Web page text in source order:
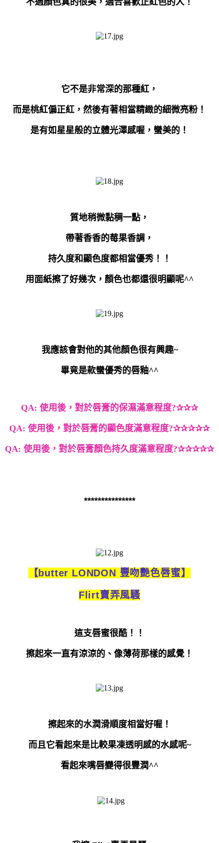
它不是非常深的那種紅，
而是桃紅偏正紅，然後有著相當精緻的細微亮粉！
是有如星星般的立體光澤感喔，蠻美的！
質地稍微黏稠一點，
帶著香香的莓果香調，
持久度和顯色度都相當優秀！！
用面紙擦了好幾次，顏色也都還很明顯呢^^
我應該會對他的其他顏色很有興趣~
畢竟是款蠻優秀的唇釉^^
QA: 使用後， 對於唇膏的保濕滿意程度?✰✰✰
QA: 使用後， 對於唇膏的顯色度滿意程度?✰✰✰✰✰
QA: 使用後， 對於唇膏顏色持久度滿意程度?✰✰✰✰✰
***************
【 butter LONDON 豐吻艷色唇蜜】
Flirt賣弄風騷
這支唇蜜很酷！！
擦起來一直有涼涼的、像薄荷那樣的感覺！
擦起來的水潤滑順度相當好喔！
而且它看起來是比較果凍透明感的水感呢~
看起來嘴唇變得很豐潤^^